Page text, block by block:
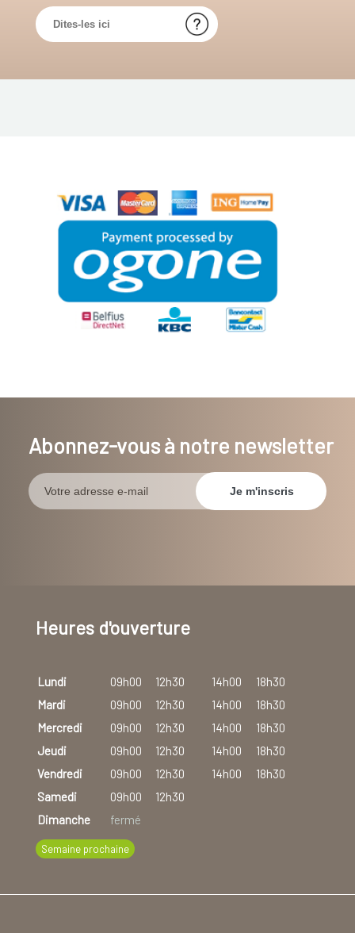
Abonnez-vous à notre newsletter
Heures d'ouverture
Lundi 09h00 12h30 14h00
18h30
Mardi
09h00 12h30 14h00
18h30
Mercredi
09h00 12h30 14h00
18h30
Jeudi
09h00 12h30 14h00
18h30
Vendredi
09h00 12h30 14h00
18h30
Samedi
09h00
12h30
Dimanche
fermé
Semaine prochaine